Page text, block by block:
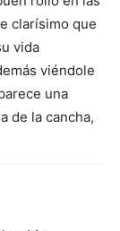
clarísimo que
vida
viéndole
una
de la cancha,